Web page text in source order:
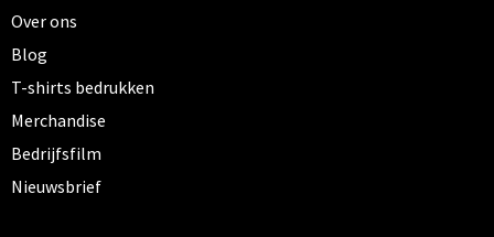
Over ons
Blog
T-shirts bedrukken
Merchandise
Bedrijfsfilm
Nieuwsbrief